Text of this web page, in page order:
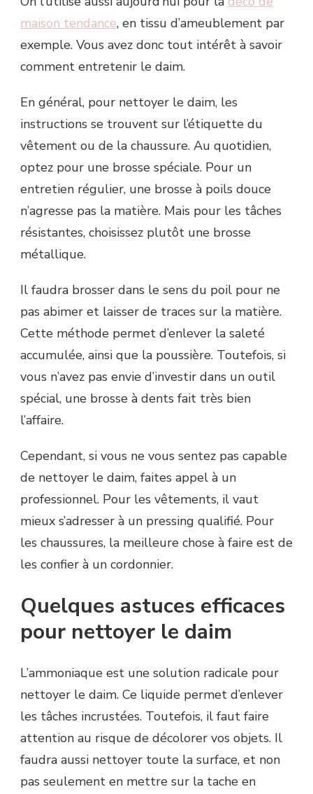
maison tendance, en tissu d’ameublement par
exemple. Vous avez donc tout intérêt à savoir
comment entretenir le daim.
En général, pour nettoyer le daim, les
instructions se trouvent sur l’étiquette du
vêtement ou de la chaussure. Au quotidien,
optez pour une brosse spéciale. Pour un
entretien régulier, une brosse à poils douce
n’agresse pas la matière. Mais pour les tâches
résistantes, choisissez plutôt une brosse
métallique.
Il faudra brosser dans le sens du poil pour ne
pas abimer et laisser de traces sur la matière.
Cette méthode permet d’enlever la saleté
accumulée, ainsi que la poussière. Toutefois, si
vous n’avez pas envie d’investir dans un outil
spécial, une brosse à dents fait très bien
l’affaire.
Cependant, si vous ne vous sentez pas capable
de nettoyer le daim, faites appel à un
professionnel. Pour les vêtements, il vaut
mieux s’adresser à un pressing qualifié. Pour
les chaussures, la meilleure chose à faire est de
les confier à un cordonnier.
Quelques astuces efficaces
pour nettoyer le daim
L’ammoniaque est une solution radicale pour
nettoyer le daim. Ce liquide permet d’enlever
les tâches incrustées. Toutefois, il faut faire
attention au risque de décolorer vos objets. Il
faudra aussi nettoyer toute la surface, et non
pas seulement en mettre sur la tache en